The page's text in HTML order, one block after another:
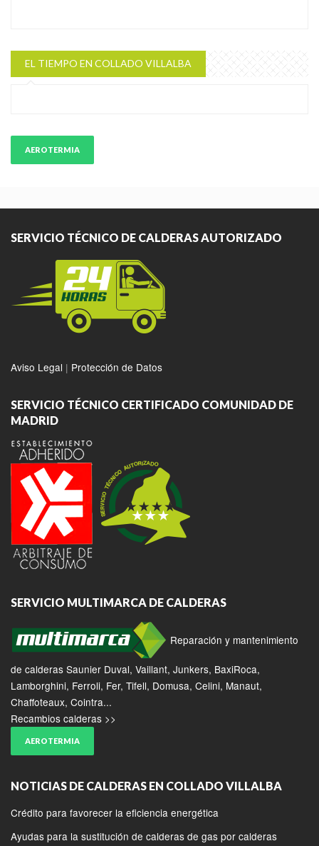
EL TIEMPO EN COLLADO VILLALBA
AEROTERMIA
SERVICIO TÉCNICO DE CALDERAS AUTORIZADO
Aviso Legal | Protección de Datos
SERVICIO TÉCNICO CERTIFICADO COMUNIDAD DE
MADRID
SERVICIO MULTIMARCA DE CALDERAS
Reparación y mantenimiento
de calderas Saunier Duval, Vaillant, Junkers, BaxiRoca,
Lamborghini, Ferroli, Fer, Tifell, Domusa, Celini, Manaut,
Chaffoteaux, Cointra...
Recambios calderas >>
AEROTERMIA
NOTICIAS DE CALDERAS EN COLLADO VILLALBA
Crédito para favorecer la eficiencia energética
Ayudas para la sustitución de calderas de gas por calderas